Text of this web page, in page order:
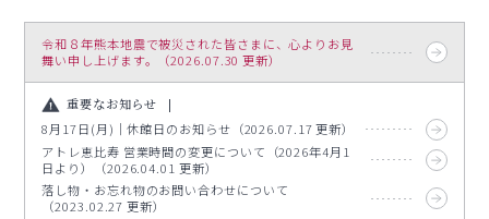
令和８年熊本地震で被災された皆さまに、心よりお見
舞い申し上げます。（2026.07.30 更新）
重要なお知らせ
8月17日(月)｜休館日のお知らせ（2026.07.17 更新）
アトレ恵比寿 営業時間の変更について（2026年4月1
日より）（2026.04.01 更新）
落し物・お忘れ物のお問い合わせについて
（2023.02.27 更新）